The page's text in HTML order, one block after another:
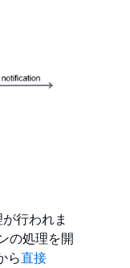
行われま
の処理を開
ら直接